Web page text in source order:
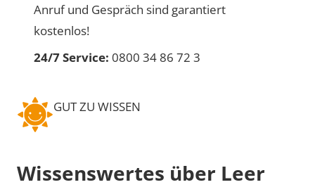
Anruf und Gespräch sind garantiert
kostenlos!
24/7 Service: 0800 34 86 72 3
GUT ZU WISSEN
Wissenswertes über Leer